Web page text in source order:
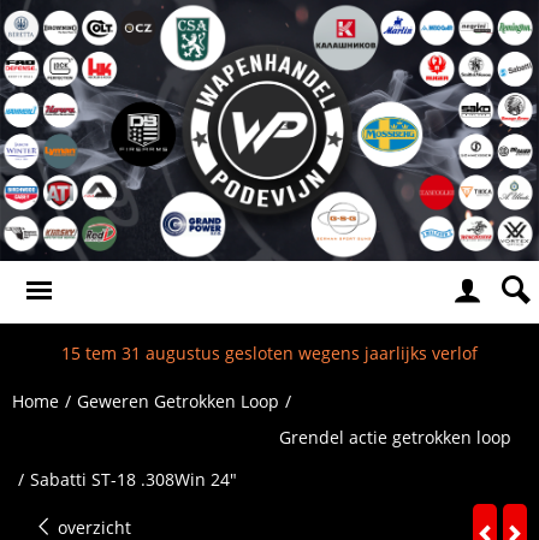
15 tem 31 augustus gesloten wegens jaarlijks verlof
Home / Geweren Getrokken Loop /
Grendel actie getrokken loop
/ Sabatti ST-18 .308Win 24"
overzicht